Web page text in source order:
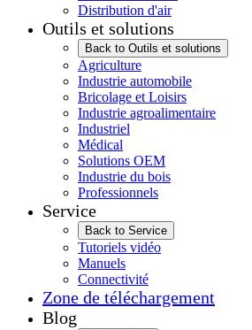
Distribution d'air
Outils et solutions
Back to Outils et solutions
Agriculture
Industrie automobile
Bricolage et Loisirs
Industrie agroalimentaire
Industriel
Médical
Solutions OEM
Industrie du bois
Professionnels
Service
Back to Service
Tutoriels vidéo
Manuels
Connectivité
Zone de téléchargement
Blog